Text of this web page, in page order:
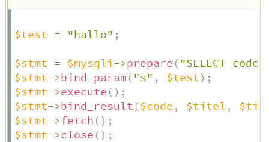
$test = "hallo" ;
$stmt = $mysqli->prepare ("SELECT
$stmt->bind_param ("s" , $test) ;
$stmt->execute () ;
$stmt->bind_result ($code , $titel ,
$stmt->fetch () ;
$stmt->close () ;